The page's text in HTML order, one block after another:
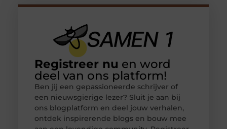
Registreer nu en word
deel van ons platform!
Ben jij een gepassioneerde schrijver of
een nieuwsgierige lezer? Sluit je aan bij
ons blogplatform en deel jouw verhalen,
ontdek inspirerende blogs en bouw mee